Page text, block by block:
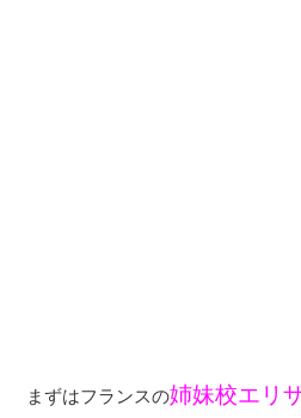
まずはフランスの姉妹校エリ